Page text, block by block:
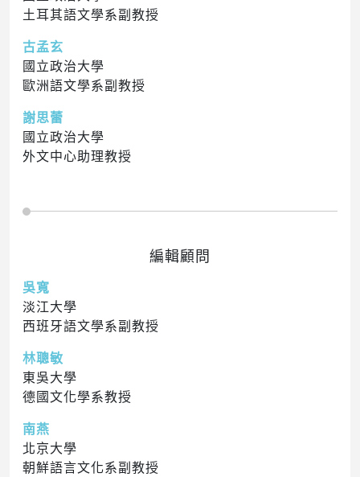
土耳其語文學系副教授
古孟玄
國立政治大學
歐洲語文學系副教授
謝思蕾
國立政治大學
外文中心助理教授
編輯顧問
吳寬
淡江大學
西班牙語文學系副教授
林聰敏
東吳大學
德國文化學系教授
南燕
北京大學
朝鮮語言文化系副教授